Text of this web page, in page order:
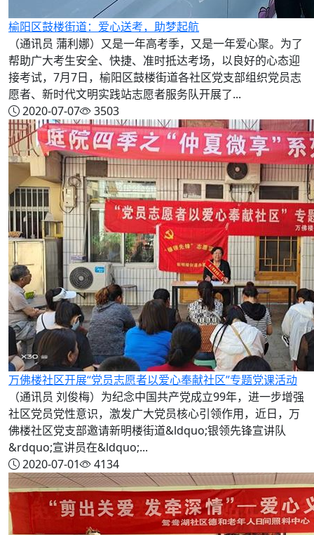
榆阳区鼓楼街道：爱心送考，助梦起航
（通讯员 蒲利娜）又是一年高考季，又是一年爱心聚。为了
帮助广大考生安全、快捷、准时抵达考场，以良好的心态迎
接考试，7月7日，榆阳区鼓楼街道各社区党支部组织党员志
愿者、新时代文明实践站志愿者服务队开展了...
2020-07-07
3503
万佛楼社区开展“党员志愿者以爱心奉献社区”专题党课活动
（通讯员 刘俊梅）为纪念中国共产党成立99年，进一步增强
社区党员党性意识，激发广大党员核心引领作用，近日，万
佛楼社区党支部邀请新明楼街道&ldquo;银领先锋宣讲队
&rdquo;宣讲员在&ldquo;...
2020-07-01
4134